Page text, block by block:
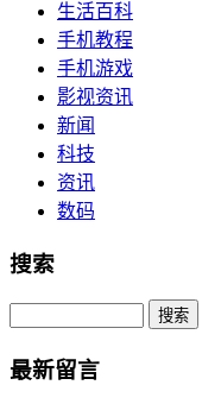
生活百科
手机教程
手机游戏
影视资讯
新闻
科技
资讯
数码
搜索
Search
最新留言